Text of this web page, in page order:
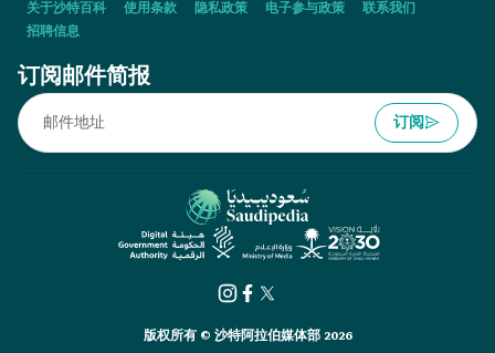
关于沙特百科 使用条款 隐私政策 电子参与政策
联系我们
招聘信息
订阅邮件简报
订阅
版权所有 © 沙特阿拉伯媒体部 2026